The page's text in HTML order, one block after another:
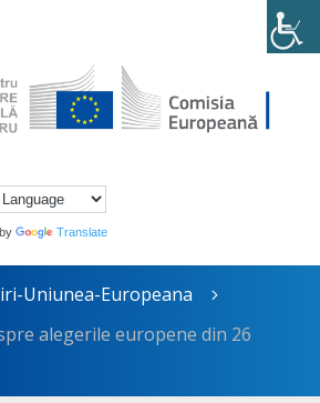
Translate
Uniunea-Europeana 5
alegerile europene din 26